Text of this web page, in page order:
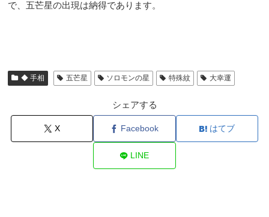
で、五芒星の出現は納得であります。
◆ 手相 五芒星 ソロモンの星 特殊紋 大幸運
シェアする
X Facebook はてブ
LINE